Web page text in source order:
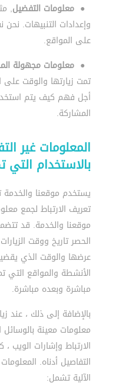
● معلومات التفضيل,
وإعدادات التنبيهات.
على المواقع.
● معلومات مجهولة
تمت زيارتها والوقت
أجل فهم كيف يتم
المشاركة.
المعلومات غير
بالاستخدام
يستخدم موقعنا
تعريف الارتباط لجمع
موقعنا والخدمة. قد
الحصر تاريخ ووقت
عرضها والوقت الذي
الأنشطة والمواقع التي
مباشرة وبعده مباشرة.
بالإضافة إلى ذلك ، عند
معلومات معينة بالوسائل
الارتباط وإشارات
التفاصيل أدناه.
الآلية تشمل: